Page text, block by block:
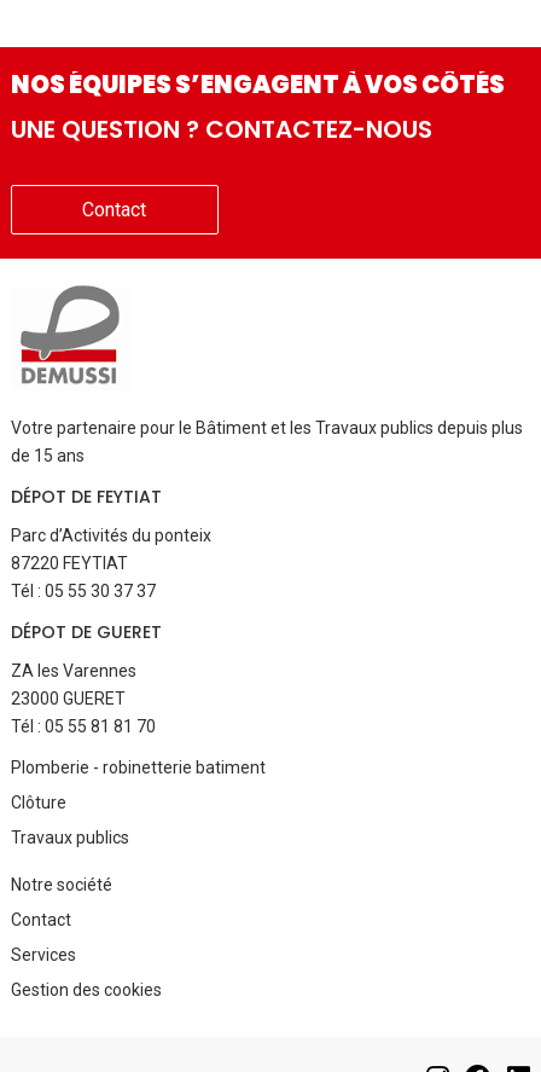
NOS ÉQUIPES S’ENGAGENT À VOS CÔTÉS
UNE QUESTION ? CONTACTEZ-NOUS
Contact
Votre partenaire pour le Bâtiment et les Travaux publics depuis plus
de 15 ans
DÉPOT DE FEYTIAT
Parc d’Activités du ponteix
87220 FEYTIAT
Tél : 05 55 30 37 37
DÉPOT DE GUERET
ZA les Varennes
23000 GUERET
Tél : 05 55 81 81 70
Aller
contenu
Plomberie - robinetterie batiment
Clôture
Travaux publics
Aller
contenu
Notre société
Contact
Services
Gestion des cookies